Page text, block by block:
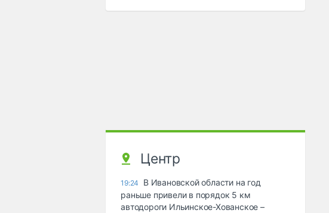
Центр
19:24
В Ивановской области на год
раньше привели в порядок 5 км
автодороги Ильинское-Хованское –